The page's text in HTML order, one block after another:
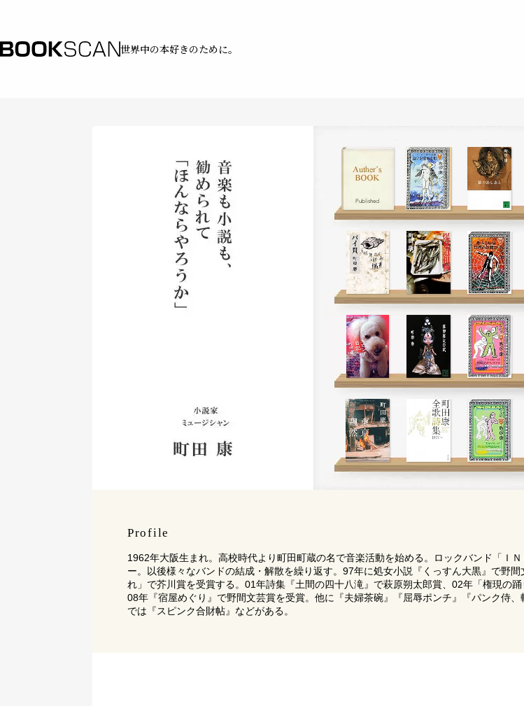
世界中の本好きのために。
Profile
1962年大阪生まれ。高校時代より町田町蔵の名で音楽活動を始める。ロックバンド「Ｉ
ー。以後様々なバンドの結成・解散を繰り返す。97年に処女小説『くっすん大黒』で野
れ」で芥川賞を受賞する。01年詩集『土間の四十八滝』で萩原朔太郎賞、02年「権現の
08年『宿屋めぐり』で野間文芸賞を受賞。他に『夫婦茶碗』『屈辱ポンチ』『パンク侍
では『スピンク合財帖』などがある。